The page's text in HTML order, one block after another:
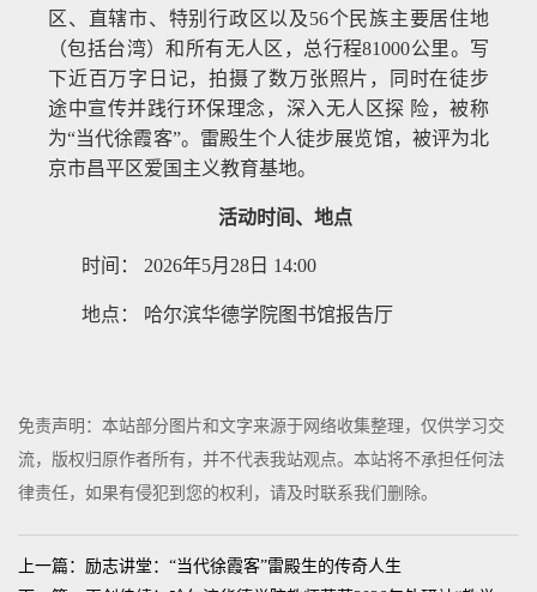
区、直辖市、特别行政区以及56个民族主要居住地
（包括台湾）和所有无人区，总行程81000公里。写
下近百万字日记，拍摄了数万张照片，同时在徒步
途中宣传并践行环保理念，深入无人区探 险，被称
为“当代徐霞客”。雷殿生个人徒步展览馆，被评为北
京市昌平区爱国主义教育基地。
活动时间、地点
时间： 2026年5月28日 14:00
地点： 哈尔滨华德学院图书馆报告厅
免责声明：本站部分图片和文字来源于网络收集整理，仅供学习交
流，版权归原作者所有，并不代表我站观点。本站将不承担任何法
律责任，如果有侵犯到您的权利，请及时联系我们删除。
上一篇：励志讲堂：“当代徐霞客”雷殿生的传奇人生